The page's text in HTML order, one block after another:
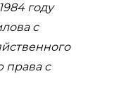
году
с
права с